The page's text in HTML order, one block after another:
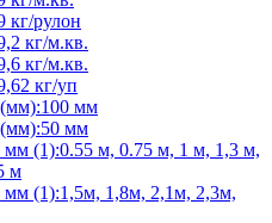
кг/рулон
кг/м.кв.
кг/м.кв.
кг/уп
(мм):100 мм
(мм):50 мм
мм (1):0.55 м, 0.75 м, 1 м, 1,3 м,
м
мм (1):1,5м, 1,8м, 2,1м, 2,3м,